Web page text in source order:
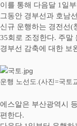
이를 통해 다음달 1 일부
그동안 경부선과 호남
신규 운행하는 경전선(
35회로 조정한다. 주말
경부선 감축에 대한 보
운행 노선도.(사진=국토
에스알은 부산광역시
편한다.